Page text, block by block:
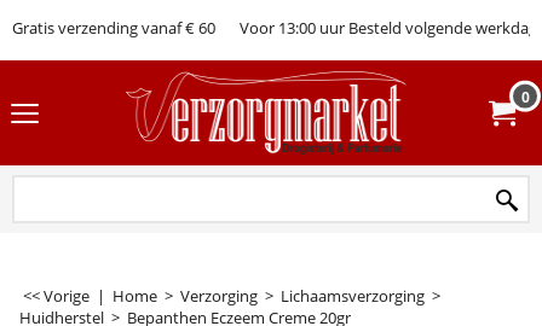
Gratis verzending vanaf € 60 Voor 13:00 uur Besteld volgende werkdag
0
<< Vorige | Home > Verzorging > Lichaamsverzorging >
Huidherstel > Bepanthen Eczeem Creme 20gr